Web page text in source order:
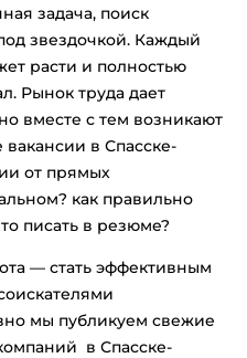
задача, поиск
звездочкой. Каждый
расти и полностью
Рынок труда дает
вместе с тем возникают
вакансии в Спасске-
от прямых
как правильно
писать в резюме?
— стать эффективным
мы публикуем свежие
в Спасске-